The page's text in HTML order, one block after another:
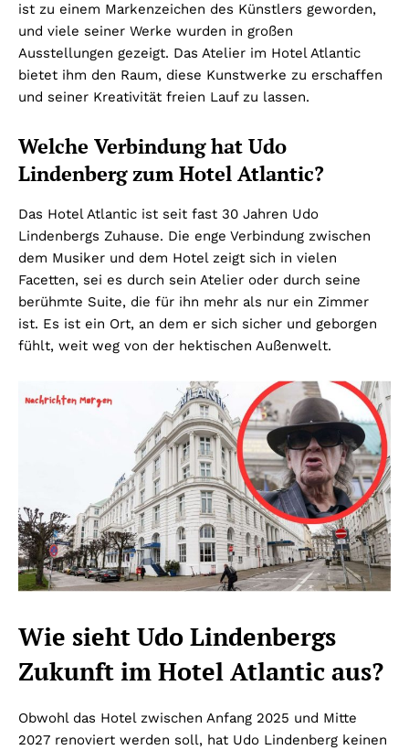
ist zu einem Markenzeichen des Künstlers geworden,
und viele seiner Werke wurden in großen
Ausstellungen gezeigt. Das Atelier im Hotel Atlantic
bietet ihm den Raum, diese Kunstwerke zu erschaffen
und seiner Kreativität freien Lauf zu lassen.
Welche Verbindung hat Udo
Lindenberg zum Hotel Atlantic?
Das Hotel Atlantic ist seit fast 30 Jahren Udo
Lindenbergs Zuhause. Die enge Verbindung zwischen
dem Musiker und dem Hotel zeigt sich in vielen
Facetten, sei es durch sein Atelier oder durch seine
berühmte Suite, die für ihn mehr als nur ein Zimmer
ist. Es ist ein Ort, an dem er sich sicher und geborgen
fühlt, weit weg von der hektischen Außenwelt.
Wie sieht Udo Lindenbergs
Zukunft im Hotel Atlantic aus?
Obwohl das Hotel zwischen Anfang 2025 und Mitte
2027 renoviert werden soll, hat Udo Lindenberg keinen